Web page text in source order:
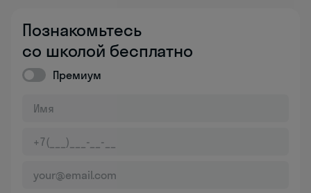
Познакомьтесь
со школой бесплатно
Премиум